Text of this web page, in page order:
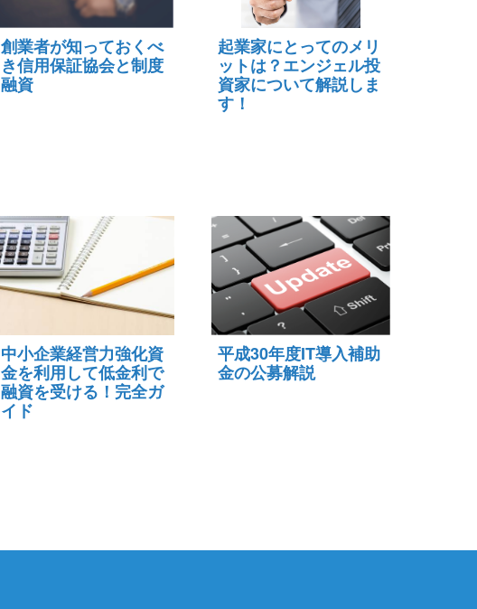
創業者が知っておくべ
き信用保証協会と制度
融資
起業家にとってのメリ
ットは？エンジェル投
資家について解説しま
す！
中小企業経営力強化資
金を利用して低金利で
融資を受ける！完全ガ
イド
平成30年度IT導入補助
金の公募解説